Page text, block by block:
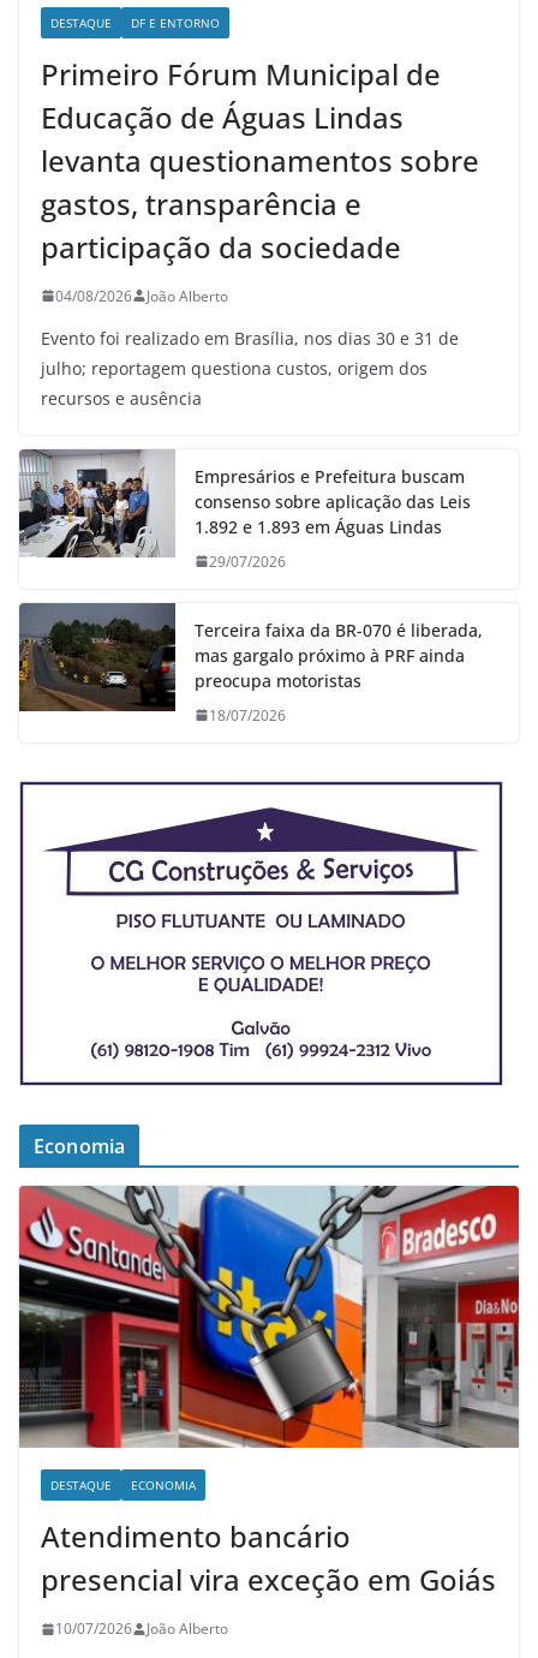
DESTAQUE DF E ENTORNO
Primeiro Fórum Municipal de
Educação de Águas Lindas
levanta questionamentos sobre
gastos, transparência e
participação da sociedade
04/08/2026 João Alberto
Evento foi realizado em Brasília, nos dias 30 e 31 de
julho; reportagem questiona custos, origem dos
recursos e ausência
Empresários e Prefeitura buscam
consenso sobre aplicação das Leis
1.892 e 1.893 em Águas Lindas
29/07/2026
Terceira faixa da BR-070 é liberada,
mas gargalo próximo à PRF ainda
preocupa motoristas
18/07/2026
Economia
DESTAQUE ECONOMIA
Atendimento bancário
presencial vira exceção em Goiás
10/07/2026 João Alberto